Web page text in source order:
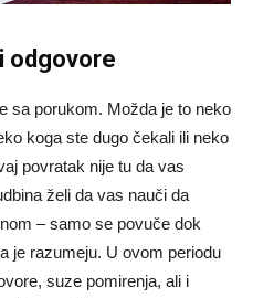
odgovore
sa porukom. Možda je to neko
koga ste dugo čekali ili neko
povratak nije tu da vas
želi da vas nauči da
– samo se povuče dok
je razumeju. U ovom periodu
suze pomirenja, ali i